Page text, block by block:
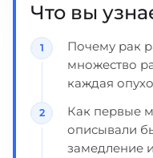
Что вы
Почему рак
множество
каждая
Как первые
описывали
замедление